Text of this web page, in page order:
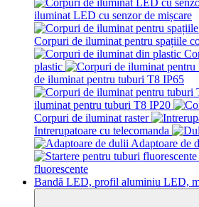
iluminat LED cu senzor de mișcare
Corpuri de iluminat pentru spațiile
plastic
de iluminat pentru tuburi T8 IP65
iluminat pentru tuburi T8 IP20
Corpuri de iluminat raster
Intrerupatoare cu telecomanda
Adaptoare de
fluorescente
Bandă LED, profil aluminiu LED,